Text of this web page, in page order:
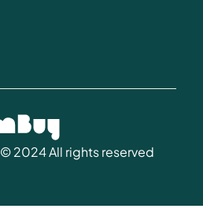
© 2024 All rights reserved